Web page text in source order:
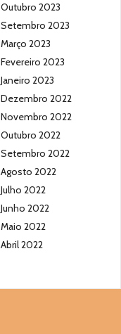
Outubro 2023
Setembro 2023
Março 2023
Fevereiro 2023
Janeiro 2023
Dezembro 2022
Novembro 2022
Outubro 2022
Setembro 2022
Agosto 2022
Julho 2022
Junho 2022
Maio 2022
Abril 2022